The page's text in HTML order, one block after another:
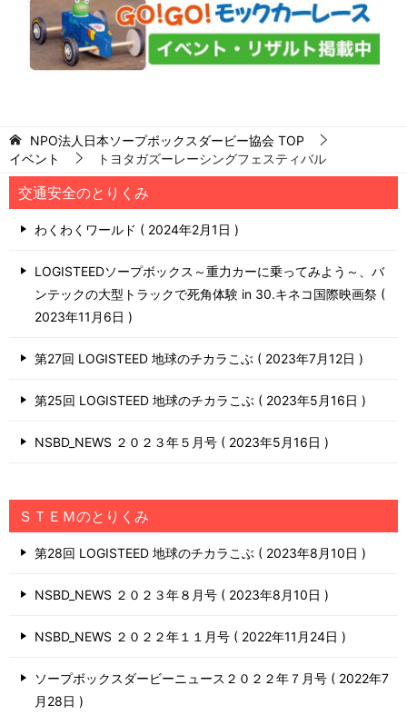
NPO法人日本ソープボックスダービー協会 TOP
イベント
トヨタガズーレーシングフェスティバル
交通安全のとりくみ
わくわくワールド 2024年2月1日
LOGISTEEDソープボックス～重力カーに乗ってみよう～、バ
ンテックの大型トラックで死角体験 in 30.キネコ国際映画祭
2023年11月6日
第27回 LOGISTEED 地球のチカラこぶ 2023年7月12日
第25回 LOGISTEED 地球のチカラこぶ 2023年5月16日
NSBD_NEWS ２０２３年５月号 2023年5月16日
ＳＴＥＭのとりくみ
第28回 LOGISTEED 地球のチカラこぶ 2023年8月10日
NSBD_NEWS ２０２３年８月号 2023年8月10日
NSBD_NEWS ２０２２年１１月号 2022年11月24日
ソープボックスダービーニュース２０２２年７月号
2022年7
月28日